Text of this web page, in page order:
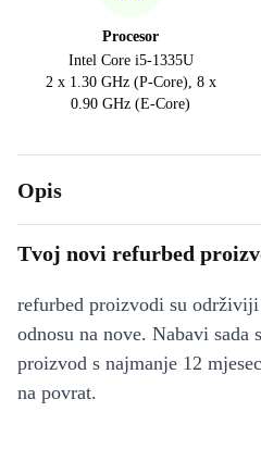
Procesor
Intel Core i5-1335U
2 x 1.30 GHz (P-Core), 8 x
0.90 GHz (E-Core)
Opis
Tvoj novi refurbed
refurbed proizvodi su
odnosu na nove. Nabavi sada
proizvod s najmanje 12
na povrat.